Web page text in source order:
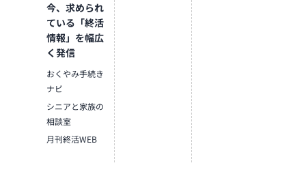
今、求められ
ている「終活
情報」を幅広
く発信
おくやみ手続き
ナビ
シニアと家族の
相談室
月刊終活WEB